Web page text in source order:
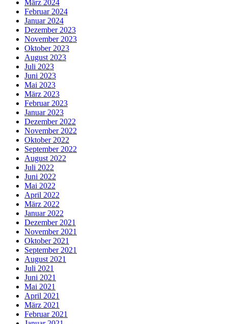
März 2024
Februar 2024
Januar 2024
Dezember 2023
November 2023
Oktober 2023
August 2023
Juli 2023
Juni 2023
Mai 2023
März 2023
Februar 2023
Januar 2023
Dezember 2022
November 2022
Oktober 2022
September 2022
August 2022
Juli 2022
Juni 2022
Mai 2022
April 2022
März 2022
Januar 2022
Dezember 2021
November 2021
Oktober 2021
September 2021
August 2021
Juli 2021
Juni 2021
Mai 2021
April 2021
März 2021
Februar 2021